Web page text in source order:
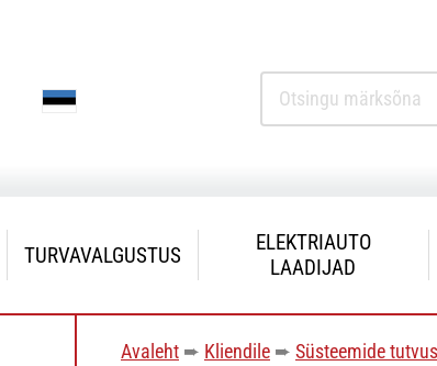
TURVAVALGUSTUS
ELEKTRIAUTO
LAADIJAD
Avaleht ➨ Kliendile ➨ Süsteemide